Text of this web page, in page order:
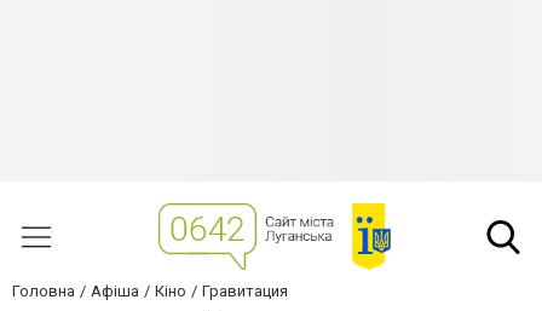
Головна Афіша Кіно Гравитация